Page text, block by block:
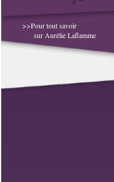
>>Pour tout savoir
sur Aurélie Laflamme